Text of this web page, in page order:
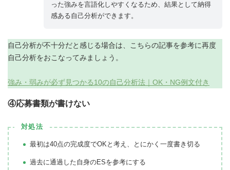
った強みを言語化しやすくなるため、結果として納得
感ある自己分析ができます。
自己分析が不十分だと感じる場合は、こちらの記事を参考に再度
自己分析をおこなってみましょう。
強み・弱みが必ず見つかる10の自己分析法｜OK・NG例文付き
④応募書類が書けない
対処法
最初は40点の完成度でOKと考え、とにかく一度書き切る
過去に通過した自身のESを参考にする